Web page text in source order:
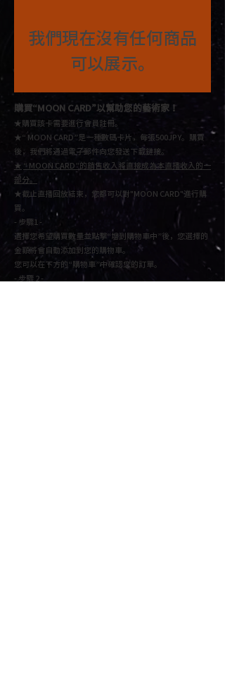
我們現在沒有任何商品
可以展示。
購買“MOON CARD”以幫助您的藝術家！
★購買該卡需要進行會員註冊。
★“ MOON CARD”是一種數碼卡片，每張500JPY。 購買
後，我們將通過電子郵件向您發送下載鏈接。
★ “ MOON CARD”的銷售收入將直接成為本直播收入的一
部分。
★截止直播回放結束，您都可以對"MOON CARD"進行購
買。
- 步驟1 -
選擇您希望購買數量並點擊“增到購物車中”後， 您選擇的
金額將會自動添加到您的購物車。
您可以在下方的“購物車”中確認您的訂單。
- 步驟 2 -